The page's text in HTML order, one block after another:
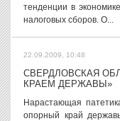
тенденции в
налоговых сборов. О...
22.09.2009, 10:48
СВЕРДЛОВСКАЯ
КРАЕМ ДЕРЖАВЫ»
Нарастающая
опорный край